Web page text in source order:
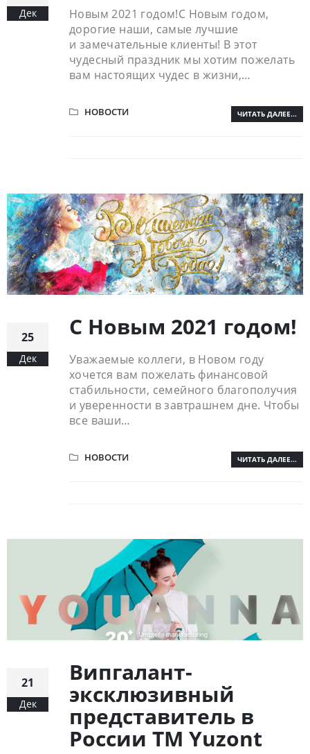
Дек
Новым 2021 годом!С Новым годом,
дорогие наши, самые лучшие
и замечательные клиенты! В этот
чудесный праздник мы хотим пожелать
вам настоящих чудес в жизни,…
НОВОСТИ ЧИТАТЬ ДАЛЕЕ...
25
Дек
С Новым 2021 годом!
Уважаемые коллеги, в Новом году
хочется вам пожелать финансовой
стабильности, семейного благополучия
и уверенности в завтрашнем дне. Чтобы
все ваши…
НОВОСТИ ЧИТАТЬ ДАЛЕЕ...
21
Дек
Випгалант-
эксклюзивный
представитель в
России ТМ Yuzont